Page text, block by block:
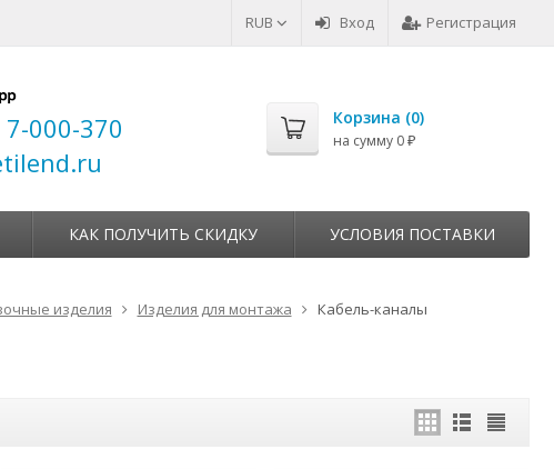
RUB Вход Регистрация
000-370
Корзина (0)
на сумму 0 ₽
КАК ПОЛУЧИТЬ СКИДКУ УСЛОВИЯ ПОСТАВКИ
изделия Изделия для монтажа Кабель-каналы